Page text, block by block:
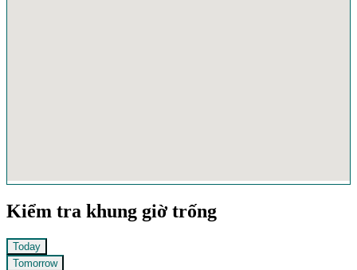
Kiểm tra khung giờ trống
Today
Tomorrow